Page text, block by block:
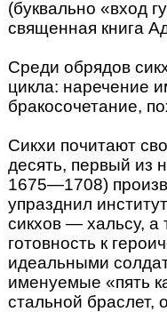
(буквально «вход
священная книга
Среди обрядов
цикла: наречение
бракосочетание,
Сикхи почитают
десять, первый из
1675—1708)
упразднил
сикхов — хальсу,
готовность к
идеальными
именуемые «пять
стальной браслет,